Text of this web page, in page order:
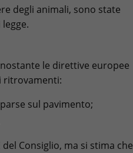
degli animali, sono state
le direttive europee
ritrovamenti:
sul pavimento;
Consiglio, ma si stima che